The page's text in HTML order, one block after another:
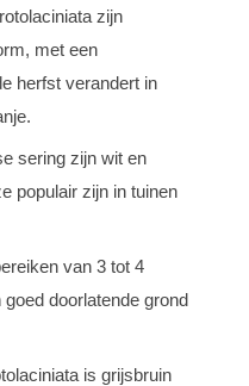
zijn
met een
herfst verandert in
sering zijn wit en
populair zijn in tuinen
van 3 tot 4
doorlatende grond
is grijsbruin